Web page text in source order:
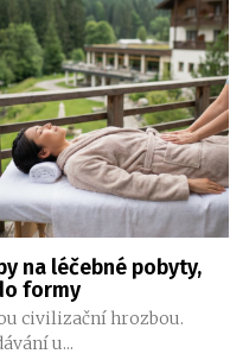
na léčebné pobyty,
formy
civilizační hrozbou.
u...